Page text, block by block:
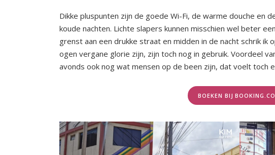
Dikke pluspunten zijn de goede Wi-Fi, de warme douche en
koude nachten. Lichte slapers kunnen misschien wel beter
grenst aan een drukke straat en midden in de nacht schrik ik
ogen vergane glorie zijn, zijn toch nog in gebruik. Voordeel
avonds ook nog wat mensen op de been zijn, dat voelt toch
BOEKEN BIJ